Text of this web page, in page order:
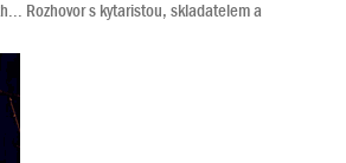
Rozhovor s kytaristou, skladatelem a